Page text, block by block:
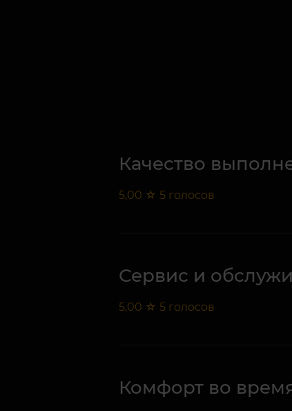
Качество
5,00 ☆ 5 голосов
Сервис и
5,00 ☆ 5 голосов
Комфорт во